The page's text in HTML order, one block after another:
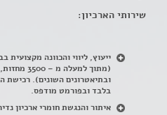
שירותי הארכיון:
ייעוץ, ליווי והכוונה מקצועית
(מתוך
ובתיאטרונים השונים). רכישת
בלבד ובפורמט מודפס.
איתור והנגשת חומרי ארכיון